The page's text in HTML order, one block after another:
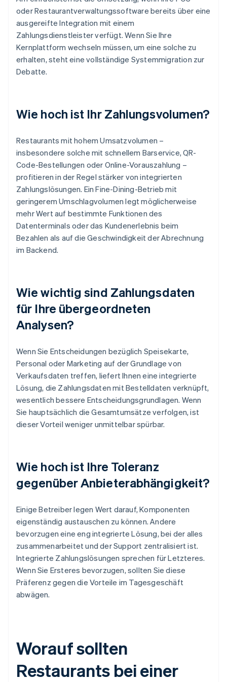
oder Restaurantverwaltungssoftware bereits über eine
ausgereifte Integration mit einem
Zahlungsdienstleister verfügt. Wenn Sie Ihre
Kernplattform wechseln müssen, um eine solche zu
erhalten, steht eine vollständige Systemmigration zur
Debatte.
Wie hoch ist Ihr Zahlungsvolumen?
Restaurants mit hohem Umsatzvolumen –
insbesondere solche mit schnellem Barservice, QR-
Code-Bestellungen oder Online-Vorauszahlung –
profitieren in der Regel stärker von integrierten
Zahlungslösungen. Ein Fine-Dining-Betrieb mit
geringerem Umschlagvolumen legt möglicherweise
mehr Wert auf bestimmte Funktionen des
Datenterminals oder das Kundenerlebnis beim
Bezahlen als auf die Geschwindigkeit der Abrechnung
im Backend.
Wie wichtig sind Zahlungsdaten
für Ihre übergeordneten
Analysen?
Wenn Sie Entscheidungen bezüglich Speisekarte,
Personal oder Marketing auf der Grundlage von
Verkaufsdaten treffen, liefert Ihnen eine integrierte
Lösung, die Zahlungsdaten mit Bestelldaten verknüpft,
wesentlich bessere Entscheidungsgrundlagen. Wenn
Sie hauptsächlich die Gesamtumsätze verfolgen, ist
dieser Vorteil weniger unmittelbar spürbar.
Wie hoch ist Ihre Toleranz
gegenüber Anbieterabhängigkeit?
Einige Betreiber legen Wert darauf, Komponenten
eigenständig austauschen zu können. Andere
bevorzugen eine eng integrierte Lösung, bei der alles
zusammenarbeitet und der Support zentralisiert ist.
Integrierte Zahlungslösungen sprechen für Letzteres.
Wenn Sie Ersteres bevorzugen, sollten Sie diese
Präferenz gegen die Vorteile im Tagesgeschäft
abwägen.
Worauf sollten
Restaurants bei einer